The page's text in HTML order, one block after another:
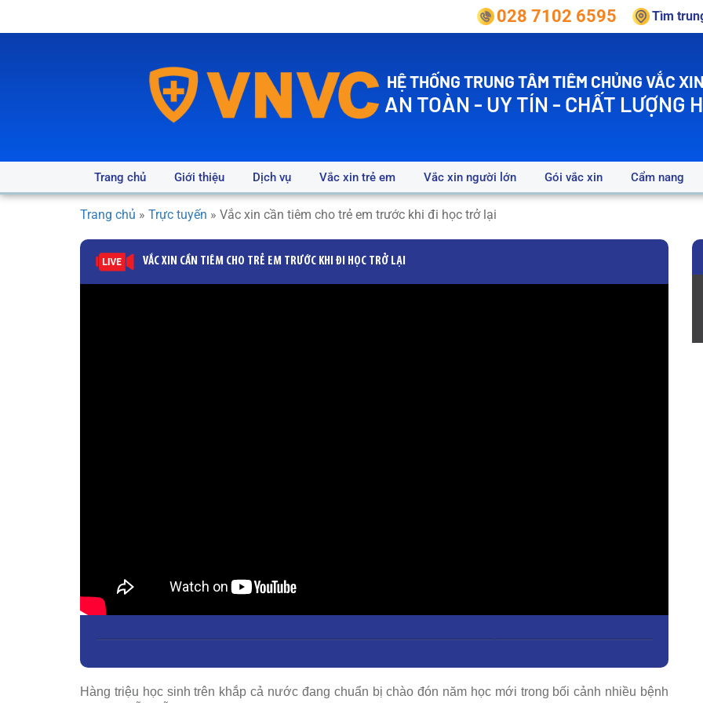
028 7102 6595 Tìm
HỆ THỐNG TRUNG TÂM TIÊM CHỦNG VẮC
AN TOÀN - UY TÍN - CHẤT LƯỢNG
Trang chủ Giới thiệu Dịch vụ Vắc xin trẻ em Vắc xin người lớn Gói vắc xin Cẩm nang
Trang chủ » Trực tuyến » Vắc xin cần tiêm cho trẻ em trước khi đi học trở lại
VẮC XIN CẦN TIÊM CHO TRẺ EM TRƯỚC KHI ĐI HỌC TRỞ LẠI
Hàng triệu học sinh trên khắp cả nước đang chuẩn bị chào đón năm học mới trong bối cảnh nhiều bệnh